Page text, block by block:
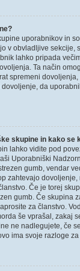
uporabnikov in
v obvladljive sekcije,
lahko pripada
Ta način
spremeni dovoljenja,
da
skupine in kako se
lahko vidite pod
Uporabniški
gumb, vendar
zahtevajo dovoljenje,
Če je torej
gumb. Če skupina
za članstvo.
še vprašal, zakaj
ne nadlegujete, če
ima svoje razloge za